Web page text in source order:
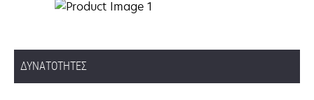
ΔΥΝΑΤΌΤΗΤΕΣ